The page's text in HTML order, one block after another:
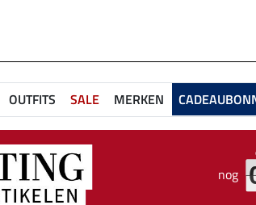
OUTFITS SALE MERKEN
nog